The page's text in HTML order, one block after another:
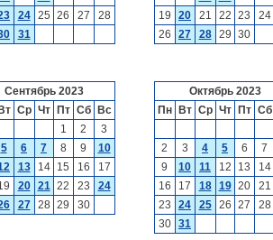
24 25 26 27
28
31
19
20 21 22 23 24
26
27 28 29 30
Сентябрь 2023
Вт Ср Чт Пт Сб
Вс
1
2
3
5 6 7 8 9
10
13 14 15 16
17
20 21 22 23
24
27 28 29 30
Октябрь 2023
Пн
Вт Ср Чт Пт Сб
2
3 4 5 6 7
9
10 11 12 13 14
16
17 18 19 20 21
23
24 25 26 27 28
30
31